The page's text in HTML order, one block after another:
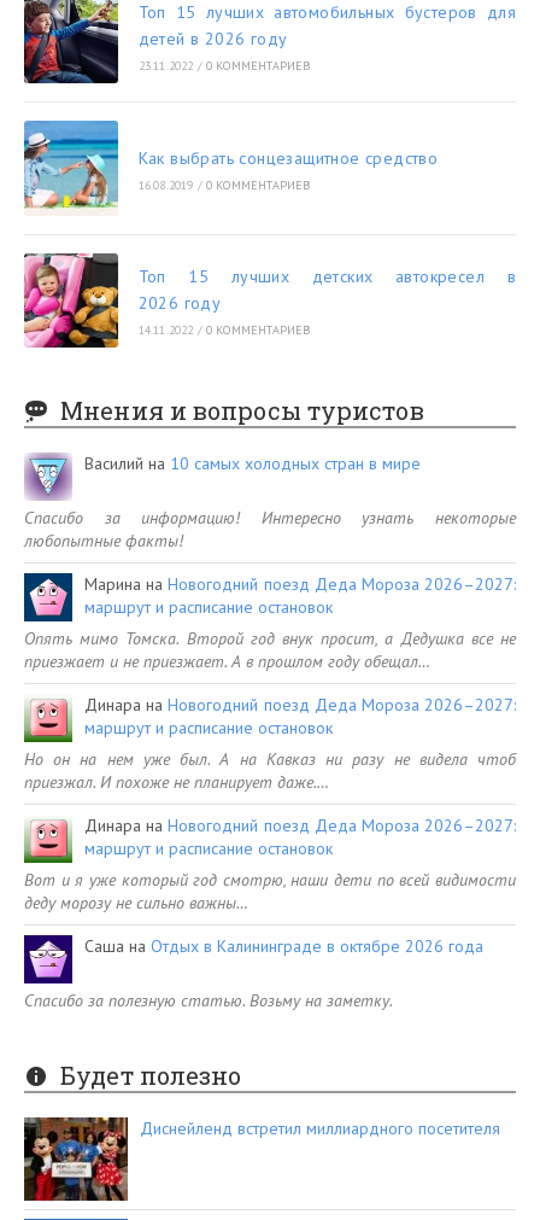
Топ 15 лучших автомобильных бустеров для
детей в 2026 году
23.11.2022 / 0 КОММЕНТАРИЕВ
Как выбрать сонцезащитное средство
16.08.2019 / 0 КОММЕНТАРИЕВ
Топ 15 лучших детских автокресел в
2026 году
14.11.2022 / 0 КОММЕНТАРИЕВ
Мнения и вопросы туристов
Василий на 10 самых холодных стран в мире
Спасибо за информацию! Интересно узнать некоторые
любопытные факты!
Марина наНовогодний поезд Деда Мороза 2026–2027:
маршрут и расписание остановок
Опять мимо Томска. Второй год внук просит, а Дедушка все не
приезжает и не приезжает. А в прошлом году обещал…
Динара наНовогодний поезд Деда Мороза 2026–2027:
маршрут и расписание остановок
Но он на нем уже был. А на Кавказ ни разу не видела чтоб
приезжал. И похоже не планирует даже.…
Динара наНовогодний поезд Деда Мороза 2026–2027:
маршрут и расписание остановок
Вот и я уже который год смотрю, наши дети по всей видимости
деду морозу не сильно важны…
Саша на Отдых в Калининграде в октябре 2026 года
Спасибо за полезную статью. Возьму на заметку.
Будет полезно
Диснейленд встретил миллиардного посетителя